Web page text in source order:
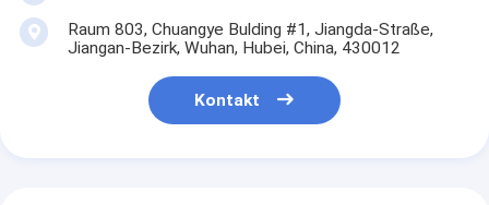
Raum 803, Chuangye Bulding #1, Jiangda-Straße,
Jiangan-Bezirk, Wuhan, Hubei, China, 430012
Kontakt